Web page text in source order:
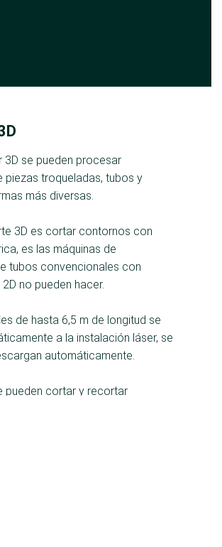
3D se pueden procesar
piezas troqueladas, tubos y
más diversas.
3D es cortar contornos con
es las máquinas de
tubos convencionales con
no pueden hacer.
de hasta 6,5 m de longitud se
a la instalación láser, se
automáticamente.
pueden cortar y recortar